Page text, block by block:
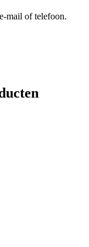
mail of telefoon.